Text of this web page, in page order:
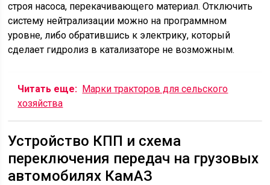
строя насоса, перекачивающего материал. Отключить
систему нейтрализации можно на программном
уровне, либо обратившись к электрику, который
сделает гидролиз в катализаторе не возможным.
Читать еще: Марки тракторов для сельского
хозяйства
Устройство КПП и схема
переключения передач на грузовых
автомобилях КамАЗ